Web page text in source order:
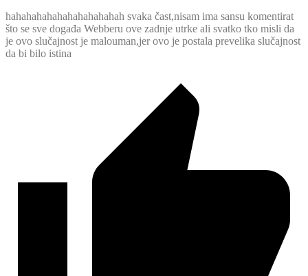
hahahahahahahahahahahah svaka čast,nisam ima sansu komentirat
što se sve događa Webberu ove zadnje utrke ali svatko tko misli da
je ovo slučajnost je malouman,jer ovo je postala prevelika slučajnost
da bi bilo istina